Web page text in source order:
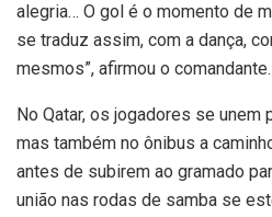
alegria… O gol é o momento de
se traduz assim, com a dança,
mesmos”, afirmou o comandante.
No Qatar, os jogadores se unem
mas também no ônibus a
antes de subirem ao gramado
união nas rodas de samba se